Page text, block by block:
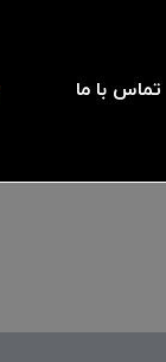
تماس با ما